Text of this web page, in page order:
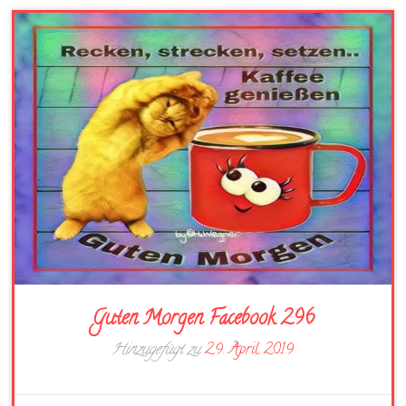
Guten Morgen Facebook 296
Hinzugefügt zu29. April 2019